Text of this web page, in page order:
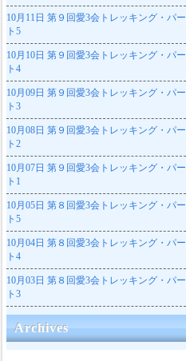
10月11日 第９回愛3会トレッキング・パー
ト5
10月10日 第９回愛3会トレッキング・パー
ト4
10月09日 第９回愛3会トレッキング・パー
ト3
10月08日 第９回愛3会トレッキング・パー
ト2
10月07日 第９回愛3会トレッキング・パー
ト1
10月05日 第８回愛3会トレッキング・パー
ト5
10月04日 第８回愛3会トレッキング・パー
ト4
10月03日 第８回愛3会トレッキング・パー
ト3
Archives